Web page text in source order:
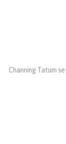
Channing Tatum